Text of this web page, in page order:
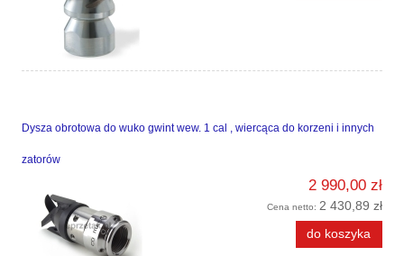
Dysza obrotowa do wuko gwint wew. 1 cal , wiercąca do korzeni i innych
zatorów
2 990,00 zł
Cena netto: 2 430,89 zł
do koszyka